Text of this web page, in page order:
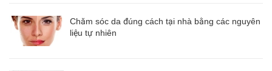
Chăm sóc da đúng cách tại nhà bằng các nguyên
liệu tự nhiên